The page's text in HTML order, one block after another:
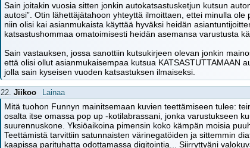
Sain joitakin vuosia sitten jonkin autokatsastusketjun kutsun
autosi”. Otin lähettäjätahoon yhteyttä ilmoittaen, ettei minulla ole
niin olisi kai asianmukaista käyttää hyväksi heidän
katsastushommaa omatoimisesti heidän asemansa varustusta
Sain vastauksen, jossa sanottiin kutsukirjeen olevan jonkin
että olisi ollut asianmukaisempaa kutsua KATSASTUTTAMAAN
jolla sain kyseisen vuoden katsastuksen ilmaiseksi.
22. Jiikoo Lainaa
Mitä tuohon Funnyn mainitsemaan kuvien teettämiseen tulee:
osalta itse omassa pop up -kotilabrassani, jonka varustukseen
suurennuskone. Yksiöaikoina pimensin koko kämpän moisia
Teettämistä tarvittiin satunnaisten värinegatöiden ja sittemmin
kaapissa parituhatta odottamassa digitointia... Siirryttyäni